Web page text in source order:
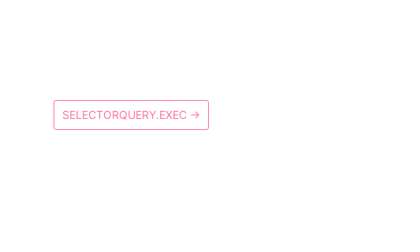
SELECTORQUERY.EXEC →